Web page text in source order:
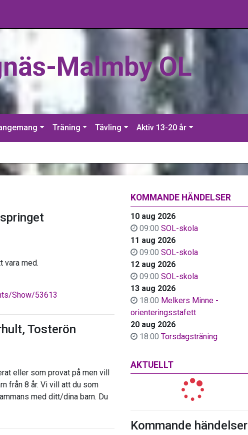
Malmby OL
Träning Tävling Aktiv 13-20 år
KOMMANDE HÄNDELSER
10 aug 2026
09:00 SOL-skola
11 aug 2026
09:00 SOL-skola
12 aug 2026
09:00 SOL-skola
13 aug 2026
18:00 Melkers Minne -
orienteringsstafett
20 aug 2026
18:00 Torsdagsträning
AKTUELLT
Kommande händelser
vara med.
Show/53613
Tosterön
eller som provat på men vill
från 8 år. Vi vill att du som
med ditt/dina barn. Du